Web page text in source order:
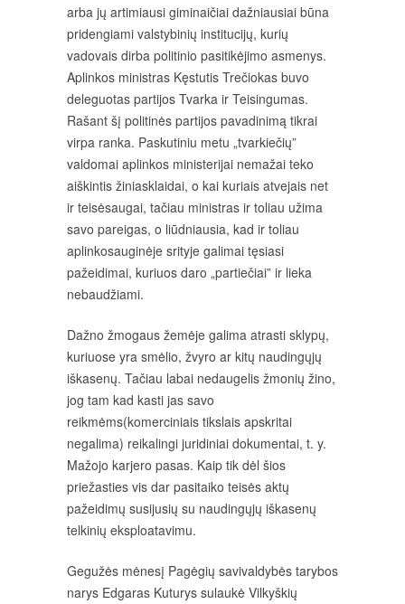
arba jų artimiausi giminaičiai dažniausiai būna
pridengiami valstybinių institucijų, kurių
vadovais dirba politinio pasitikėjimo asmenys.
Aplinkos ministras Kęstutis Trečiokas buvo
deleguotas partijos Tvarka ir Teisingumas.
Rašant šį politinės partijos pavadinimą tikrai
virpa ranka. Paskutiniu metu „tvarkiečių”
valdomai aplinkos ministerijai nemažai teko
aiškintis žiniasklaidai, o kai kuriais atvejais net
ir teisėsaugai, tačiau ministras ir toliau užima
savo pareigas, o liūdniausia, kad ir toliau
aplinkosauginėje srityje galimai tęsiasi
pažeidimai, kuriuos daro „partiečiai” ir lieka
nebaudžiami.
Dažno žmogaus žemėje galima atrasti sklypų,
kuriuose yra smėlio, žvyro ar kitų naudingųjų
iškasenų. Tačiau labai nedaugelis žmonių žino,
jog tam kad kasti jas savo
reikmėms(komerciniais tikslais apskritai
negalima) reikalingi juridiniai dokumentai, t. y.
Mažojo karjero pasas. Kaip tik dėl šios
priežasties vis dar pasitaiko teisės aktų
pažeidimų susijusių su naudingųjų iškasenų
telkinių eksploatavimu.
Gegužės mėnesį Pagėgių savivaldybės tarybos
narys Edgaras Kuturys sulaukė Vilkyškių